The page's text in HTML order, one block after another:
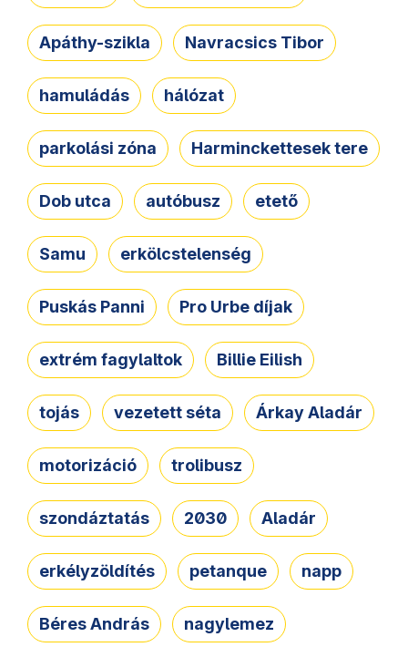
Apáthy-szikla Navracsics Tibor
hamuládás hálózat
parkolási zóna Harminckettesek tere
Dob utca autóbusz etető
Samu erkölcstelenség
Puskás Panni Pro Urbe díjak
extrém fagylaltok Billie Eilish
tojás vezetett séta Árkay Aladár
motorizáció trolibusz
szondáztatás 2030 Aladár
erkélyzöldítés petanque napp
Béres András nagylemez